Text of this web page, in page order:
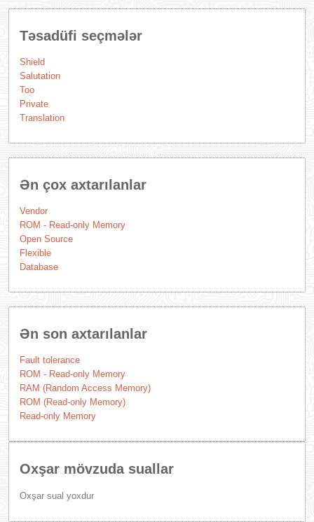
Təsadüfi seçmələr
Shield
Salutation
Too
Private
Translation
Ən çox axtarılanlar
Vendor
ROM - Read-only Memory
Open Source
Flexible
Database
Ən son axtarılanlar
Fault tolerance
ROM - Read-only Memory
RAM (Random Access Memory)
ROM (Read-only Memory)
Read-only Memory
Oxşar mövzuda suallar
Oxşar sual yoxdur